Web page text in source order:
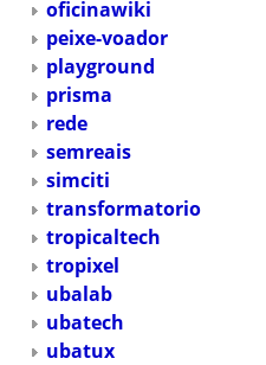
oficinawiki
peixe-voador
playground
prisma
rede
semreais
simciti
transformatorio
tropicaltech
tropixel
ubalab
ubatech
ubatux